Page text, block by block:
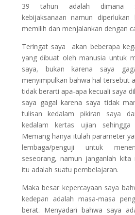
39 tahun adalah dimana
kebijaksanaan namun diperlukan
memilih dan menjalankan dengan
Teringat saya akan beberapa
yang dibuat oleh manusia untuk
saya, bukan karena saya
menyimpulkan bahwa hal tersebut
tidak berarti apa-apa kecuali saya
saya gagal karena saya tidak
tulisan kedalam pikiran saya
kedalam kertas ujian
Memang hanya itulah parameter
lembaga/penguji untuk
seseorang, namun janganlah kita
itu adalah suatu pembelajaran.
Maka besar kepercayaan saya
kedepan adalah masa-masa
berat. Menyadari bahwa saya